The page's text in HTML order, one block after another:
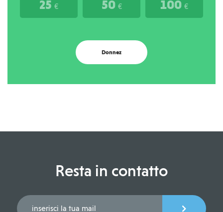
25 € 50 € 100 €
Donnez
Resta in contatto